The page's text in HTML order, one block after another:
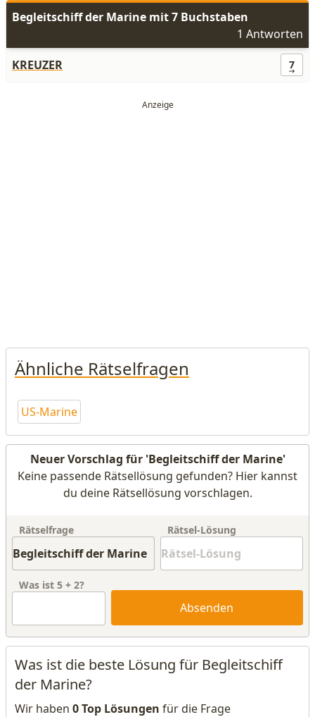
Begleitschiff der Marine mit 7 Buchstaben
1 Antworten
KREUZER
7
Ähnliche Rätselfragen
US-Marine
Neuer Vorschlag für 'Begleitschiff der Marine'
Keine passende Rätsellösung gefunden? Hier kannst
du deine Rätsellösung vorschlagen.
Rätselfrage Rätsel-Lösung
Was ist 5 + 2?
Absenden
Was ist die beste Lösung für Begleitschiff
der Marine?
Wir haben 0 Top Lösungen für die Frage